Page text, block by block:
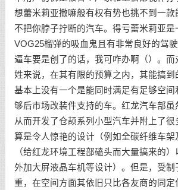
想蕾米莉亚撒嘛般有权有势也挑不到一
不把你脖子拧断的汽车。得亏蕾米莉亚是
VOG25榴弹的吸血鬼且有非常良好的驾
逼车要是创了的话，我可咋办啊（）。而
姓来说，在其有限的预算之内，其能搞到
基本上没有一个是能同时满足有足够空间
够后市场改装件支持的车。红龙汽车部虽
从而开发了仓颉系列小型汽车并附上了很
算是令人惊艳的设计（例如全碳纤维车架
（给红龙环境工程部磕头而大量搞来的
外加大屏液晶车机等设计）。但是，受制
重，在空间方面其依旧只比各友商的同定